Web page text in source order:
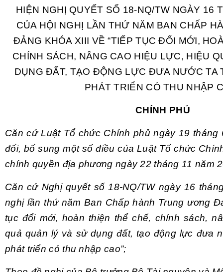
HIỆN NGHỊ QUYẾT SỐ 18-NQ/TW NGÀY 16
CỦA HỘI NGHỊ LẦN THỨ NĂM BAN CHẤP
ĐẢNG KHÓA XIII VỀ “TIẾP TỤC ĐỔI MỚI,
CHÍNH SÁCH, NÂNG CAO HIỆU LỰC, HIỆU
DỤNG ĐẤT, TẠO ĐỘNG LỰC ĐƯA NƯỚC TA
PHÁT TRIỂN CÓ THU NHẬP
CHÍNH PHỦ
Căn cứ Luật Tổ chức Chính phủ ngày 19 tháng
đổi, bổ sung một số điều của Luật Tổ chức
chính quyền địa phương ngày 22 tháng 11 năm
Căn cứ Nghị quyết số 18-NQ/TW ngày 16
nghị lần thứ năm Ban Chấp hành Trung ương
tục đổi mới, hoàn thiện thể chế, chính sách,
quả quản lý và sử dụng đất, tạo động lực đưa
phát triển có thu nhập cao”;